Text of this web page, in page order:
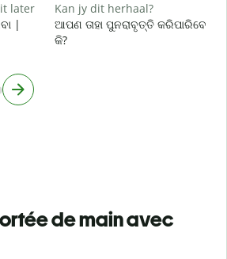
later
|
Kan jy dit herhaal?
ଆପଣ ତାହା ପୁନରାବୃତ୍ତି କରିପାରିବେ
କି?
de main avec